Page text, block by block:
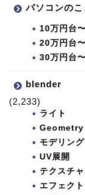
パソコンのこ
10万円台〜
20万円台〜
30万円台〜
blender
(2,233)
ライト
モデリング
UV展開
テクスチ
エフェクト